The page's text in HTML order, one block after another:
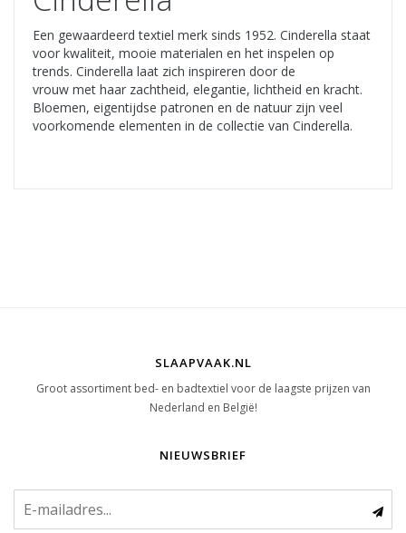
Een gewaardeerd textiel merk sinds 1952. Cinderella staat
voor kwaliteit, mooie materialen en het inspelen op
trends. Cinderella laat zich inspireren door de
vrouw met haar zachtheid, elegantie, lichtheid en kracht.
Bloemen, eigentijdse patronen en de natuur zijn veel
voorkomende elementen in de collectie van Cinderella.
SLAAPVAAK.NL
Groot assortiment bed- en badtextiel voor de laagste prijzen van
Nederland en België!
NIEUWSBRIEF